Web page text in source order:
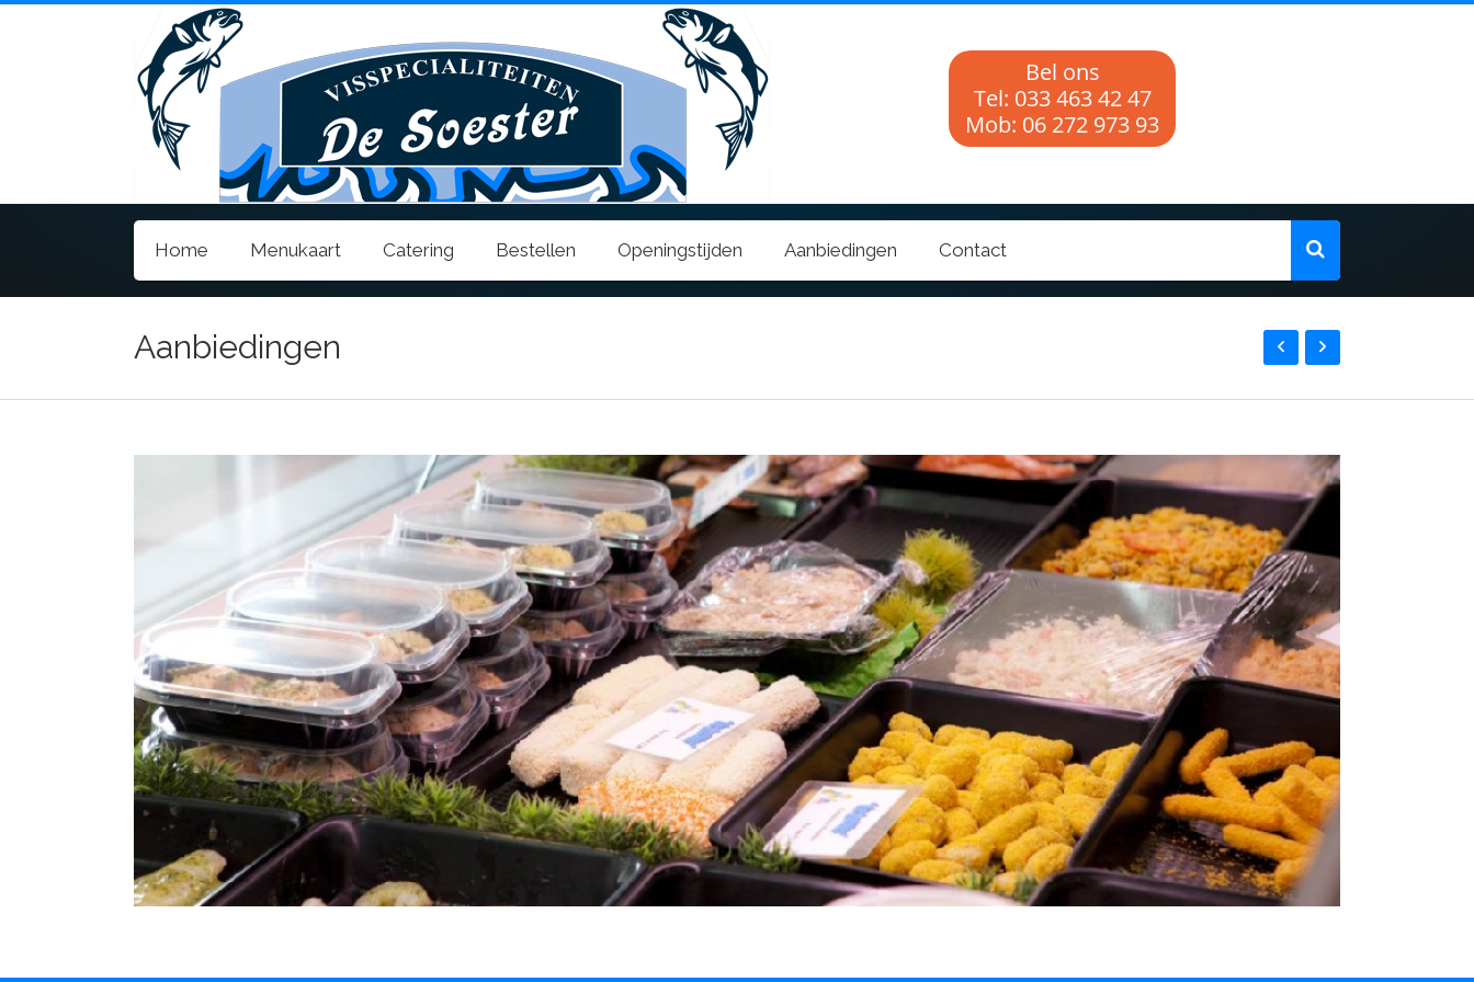
Bel ons
Tel: 033 463 42 47
Mob: 06 272 973 93
Home Menukaart Catering Bestellen Openingstijden Aanbiedingen Contact
Aanbiedingen